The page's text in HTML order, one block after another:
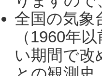
全国の気象
（1960年
い期間で改